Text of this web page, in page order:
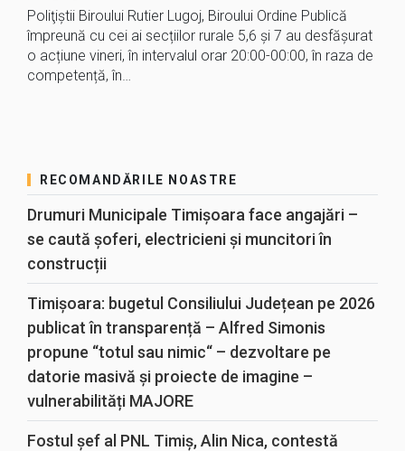
Poliţiştii Biroului Rutier Lugoj, Biroului Ordine Publică
împreună cu cei ai secțiilor rurale 5,6 și 7 au desfășurat
o acțiune vineri, în intervalul orar 20:00-00:00, în raza de
competență, în…
RECOMANDĂRILE NOASTRE
Drumuri Municipale Timișoara face angajări –
se caută șoferi, electricieni și muncitori în
construcții
Timișoara: bugetul Consiliului Județean pe 2026
publicat în transparență – Alfred Simonis
propune “totul sau nimic“ – dezvoltare pe
datorie masivă și proiecte de imagine –
vulnerabilități MAJORE
Fostul șef al PNL Timiș, Alin Nica, contestă